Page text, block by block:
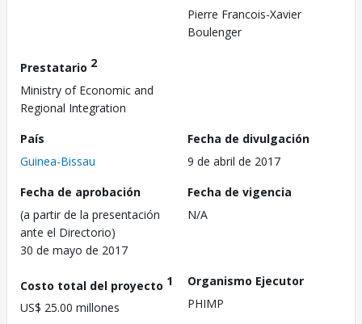
Pierre Francois-Xavier
Boulenger
Prestatario 2
Ministry of Economic and
Regional Integration
País
Guinea-Bissau
Fecha de divulgación
9 de abril de 2017
Fecha de aprobación
(a partir de la presentación
ante el Directorio)
30 de mayo de 2017
Fecha de vigencia
N/A
Costo total del proyecto 1
US$ 25.00 millones
Organismo Ejecutor
PHIMP